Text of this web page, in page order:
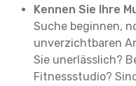
Kennen Sie Ihre
Suche beginnen,
unverzichtbaren
Sie unerlässlich?
Fitnessstudio?